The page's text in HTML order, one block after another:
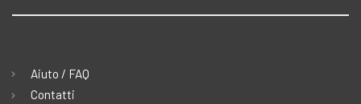
Aiuto / FAQ
Contatti